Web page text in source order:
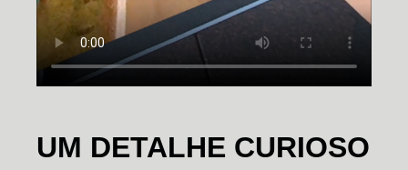
UM DETALHE CURIOSO